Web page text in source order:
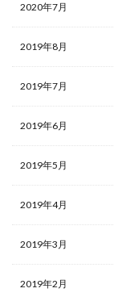
2020年7月
2019年8月
2019年7月
2019年6月
2019年5月
2019年4月
2019年3月
2019年2月